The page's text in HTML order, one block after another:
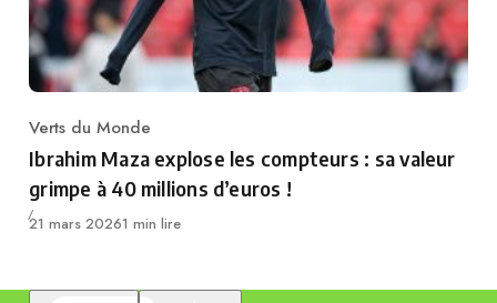
Category
Verts du Monde
Ibrahim Maza explose les compteurs : sa valeur
grimpe à 40 millions d’euros !
Publié
21 mars 20261 min lire